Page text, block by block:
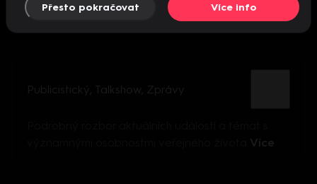
Publicistický Talkshow Zprávy
Více
Přesto pokračovat Více info